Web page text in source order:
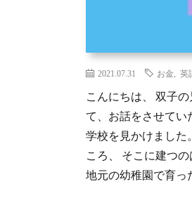
2021.07.31 お金 英
こんにちは、 双子
て、お話をさせてい
学校を見かけました
ころ、 そこに建つ
地元の幼稚園で育